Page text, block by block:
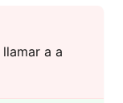
a a